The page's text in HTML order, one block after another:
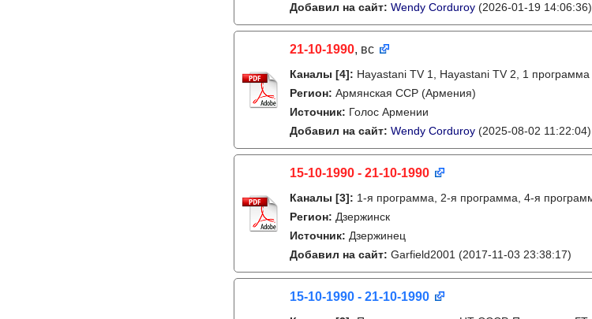
Добавил на сайт: Wendy Corduroy (2026-01-19 14:06:36)
21-10-1990, вс
Каналы [4]: Hayastani TV 1, Hayastani TV 2, 1
Регион: Армянская ССР (Армения)
Источник: Голос Армении
Добавил на сайт: Wendy Corduroy (2025-08-02 11:22:04)
15-10-1990 - 21-10-1990
Каналы [3]: 1-я программа, 2-я программа, 4-я
Регион: Дзержинск
Источник: Дзержинец
Добавил на сайт: Garfield2001 (2017-11-03 23:38:17)
15-10-1990 - 21-10-1990